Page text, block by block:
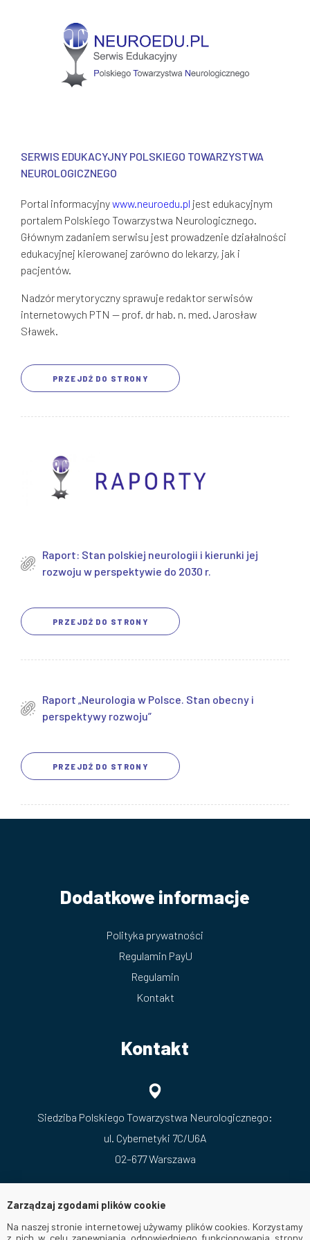
SERWIS EDUKACYJNY POLSKIEGO TOWARZYSTWA
NEUROLOGICZNEGO
Portal informacyjnywww.neuroedu.pl jest edukacyjnym
portalem Polskiego Towarzystwa Neurologicznego.
Głównym zadaniem serwisu jest prowadzenie działalności
edukacyjnej kierowanej zarówno do lekarzy, jak i
pacjentów.
Nadzór merytoryczny sprawuje redaktor serwisów
internetowych PTN — prof. dr hab. n. med. Jarosław
Sławek.
PRZEJDŹ DO STRONY
Raport: Stan polskiej neurologii i kierunki jej
rozwoju w perspektywie do 2030 r.
PRZEJDŹ DO STRONY
Raport „Neurologia w Polsce. Stan obecny i
perspektywy rozwoju”
PRZEJDŹ DO STRONY
Dodatkowe informacje
Polityka prywatności
Regulamin PayU
Regulamin
Kontakt
Kontakt
Siedziba Polskiego Towarzystwa Neurologicznego:
ul. Cybernetyki 7C/U6A
02–677 Warszawa
Zarządzaj zgodami plików cookie
Na naszej stronie internetowej używamy plików cookies. Korzystamy
z nich w celu zapewniania odpowiedniego funkcjonowania strony